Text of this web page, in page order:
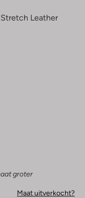
Leather
groter
Maat uitverkocht?